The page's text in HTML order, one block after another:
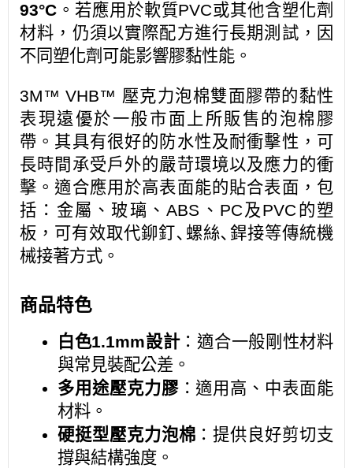
93°C 。若應用於軟質PVC或其他含塑化劑
材料，仍須以實際配方進行長期測試，因
不同塑化劑可能影響膠黏性能。
3M™ VHB™ 壓克力泡棉雙面膠帶的黏性
表現遠優於一般市面上所販售的泡棉膠
帶。其具有很好的防水性及耐衝擊性，可
長時間承受戶外的嚴苛環境以及應力的衝
擊。適合應用於高表面能的貼合表面，包
括：金屬、玻璃、ABS、PC及PVC的塑
板，可有效取代鉚釘､螺絲､銲接等傳統機
械接著方式。
商品特色
白色1.1mm設計：適合一般剛性材料
與常見裝配公差。
多用途壓克力膠：適用高、中表面能
材料。
硬挺型壓克力泡棉 ：提供良好剪切支
撐與結構強度。